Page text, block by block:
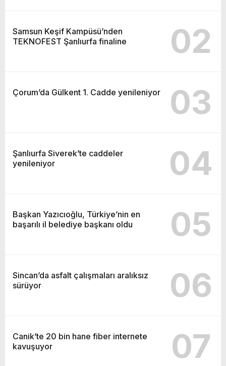
Samsun Keşif Kampüsü’nden
TEKNOFEST Şanlıurfa finaline
02
Çorum’da Gülkent 1. Cadde yenileniyor 03
Şanlıurfa Siverek’te caddeler
yenileniyor
04
Başkan Yazıcıoğlu, Türkiye’nin en
başarılı il belediye başkanı oldu
05
Sincan’da asfalt çalışmaları aralıksız
sürüyor
06
Canik’te 20 bin hane fiber internete
kavuşuyor
07